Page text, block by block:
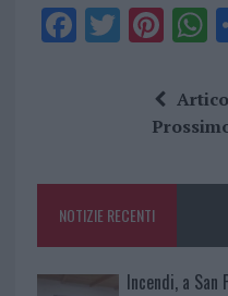
F
o
k
T Pi
te
res
p
NOTIZIE RECENTI
Incendi, a San